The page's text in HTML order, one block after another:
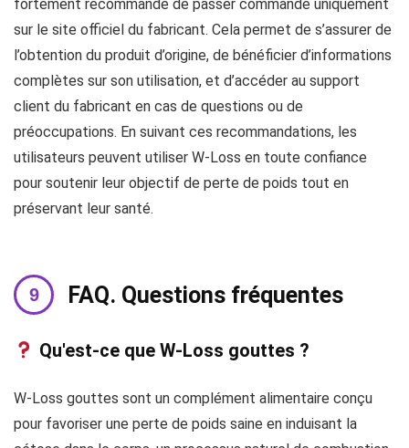
fortement recommandé de passer commande uniquement
sur le site officiel du fabricant. Cela permet de s’assurer de
l’obtention du produit d’origine, de bénéficier d’informations
complètes sur son utilisation, et d’accéder au support
client du fabricant en cas de questions ou de
préoccupations. En suivant ces recommandations, les
utilisateurs peuvent utiliser W-Loss en toute confiance
pour soutenir leur objectif de perte de poids tout en
préservant leur santé.
FAQ. Questions fréquentes
Qu'est-ce que W-Loss gouttes ?
W-Loss gouttes sont un complément alimentaire conçu
pour favoriser une perte de poids saine en induisant la